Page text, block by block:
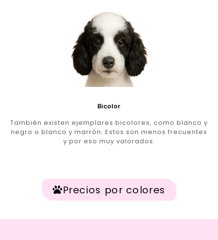
Bicolor
También existen ejemplares bicolores, como blanco y
negro o blanco y marrón. Estos son menos frecuentes
y por eso muy valorados.
Precios por colores